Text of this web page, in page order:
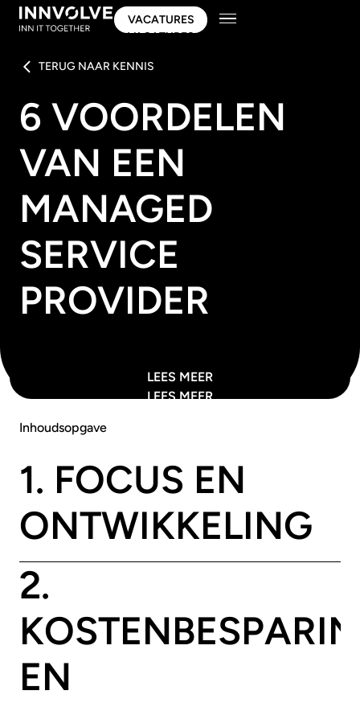
VACATURES
VACATURES
TERUG NAAR KENNIS
6 VOORDELEN
VAN EEN
MANAGED
SERVICE
PROVIDER
LEES MEER
LEES MEER
Inhoudsopgave
1. FOCUS EN
ONTWIKKELING
2.
EN